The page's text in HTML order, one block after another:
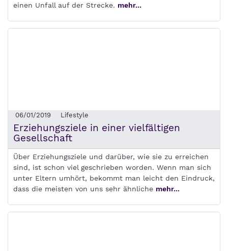
einen Unfall auf der Strecke. mehr...
06/01/2019 Lifestyle
Erziehungsziele in einer vielfältigen
Gesellschaft
Über Erziehungsziele und darüber, wie sie zu erreichen
sind, ist schon viel geschrieben worden. Wenn man sich
unter Eltern umhört, bekommt man leicht den Eindruck,
dass die meisten von uns sehr ähnliche mehr...